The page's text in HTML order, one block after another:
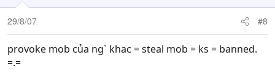
29/8/07 #8
provoke mob của ng` khac = steal mob = ks = banned.
=.=